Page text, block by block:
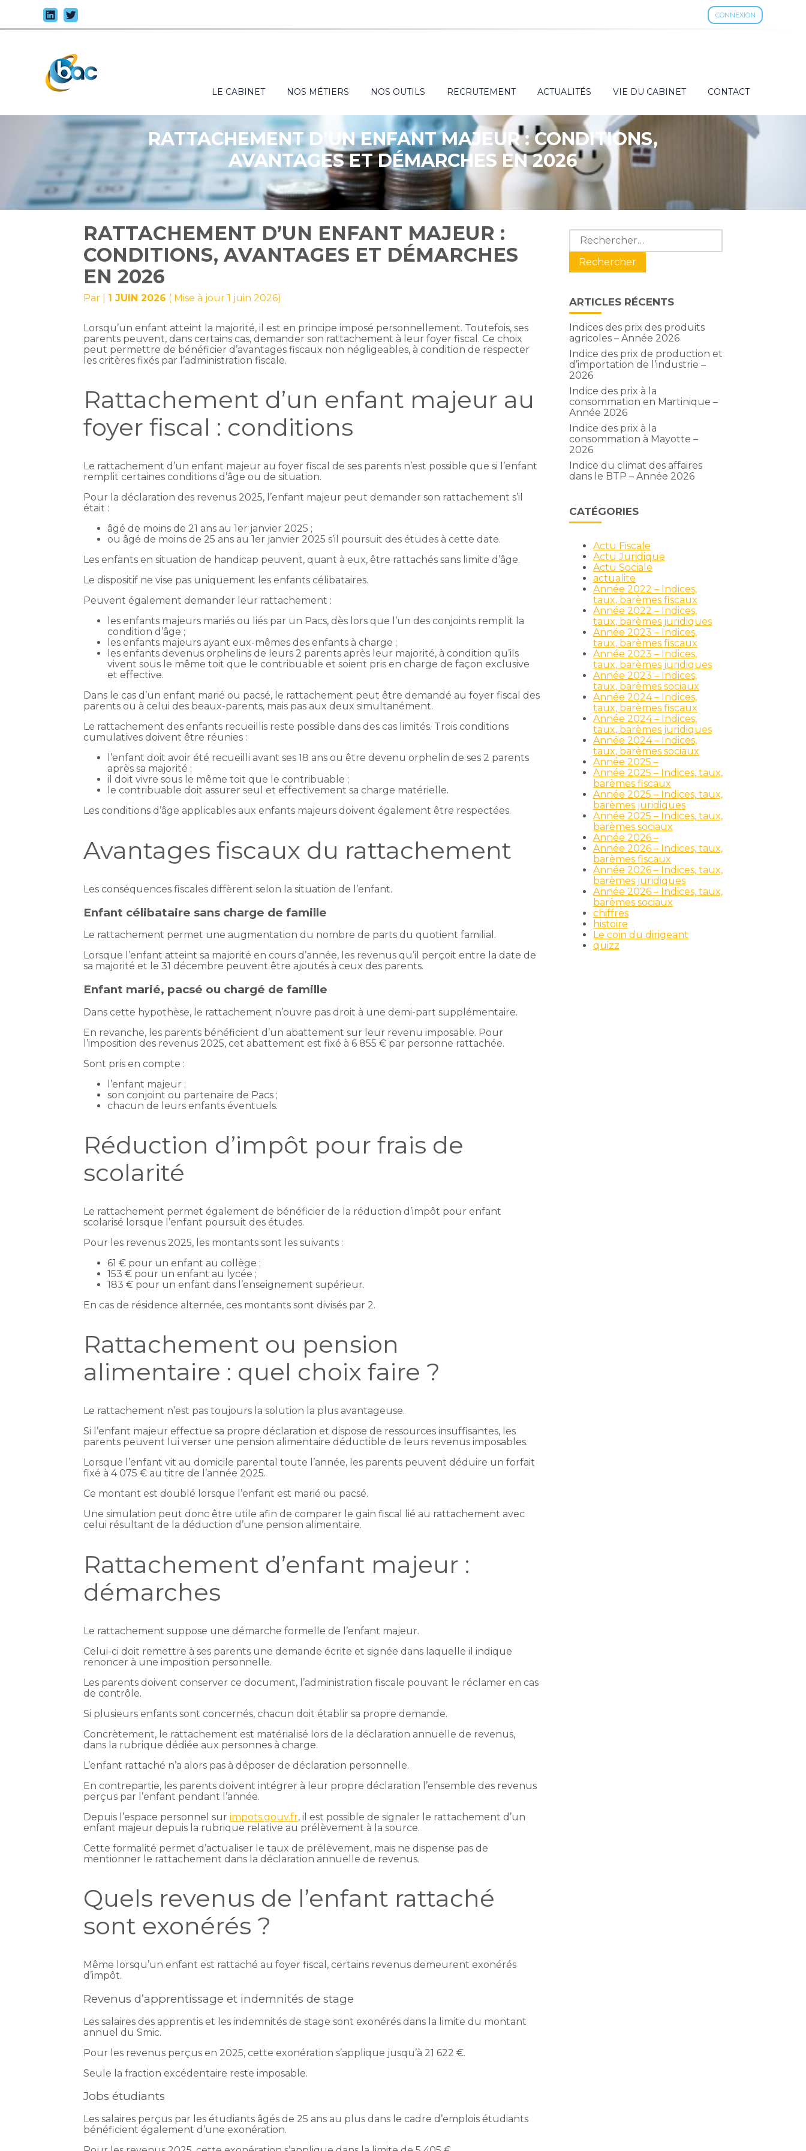
CONNEXION
au
contenu
Principal
LE CABINET NOS MÉTIERS NOS OUTILS RECRUTEMENT ACTUALITÉS VIE DU CABINET CONTACT
RATTACHEMENT D’UN ENFANT MAJEUR : CONDITIONS,
AVANTAGES ET DÉMARCHES EN 2026
RATTACHEMENT D’UN ENFANT MAJEUR :
CONDITIONS, AVANTAGES ET DÉMARCHES
EN 2026
Par 1 JUIN 2026 ( Mise à jour 1 juin 2026)
Lorsqu’un enfant atteint la majorité, il est en principe imposé personnellement. Toutefois, ses
parents peuvent, dans certains cas, demander son rattachement à leur foyer fiscal. Ce choix
peut permettre de bénéficier d’avantages fiscaux non négligeables, à condition de respecter
les critères fixés par l’administration fiscale.
Rattachement d’un enfant majeur au
foyer fiscal : conditions
Le rattachement d’un enfant majeur au foyer fiscal de ses parents n’est possible que si l’enfant
remplit certaines conditions d’âge ou de situation.
Pour la déclaration des revenus 2025, l’enfant majeur peut demander son rattachement s’il
était :
âgé de moins de 21 ans au 1er janvier 2025 ;
ou âgé de moins de 25 ans au 1er janvier 2025 s’il poursuit des études à cette date.
Les enfants en situation de handicap peuvent, quant à eux, être rattachés sans limite d’âge.
Le dispositif ne vise pas uniquement les enfants célibataires.
Peuvent également demander leur rattachement :
les enfants majeurs mariés ou liés par un Pacs, dès lors que l’un des conjoints remplit la
condition d’âge ;
les enfants majeurs ayant eux-mêmes des enfants à charge ;
les enfants devenus orphelins de leurs 2 parents après leur majorité, à condition qu’ils
vivent sous le même toit que le contribuable et soient pris en charge de façon exclusive
et effective.
Dans le cas d’un enfant marié ou pacsé, le rattachement peut être demandé au foyer fiscal des
parents ou à celui des beaux-parents, mais pas aux deux simultanément.
Le rattachement des enfants recueillis reste possible dans des cas limités. Trois conditions
cumulatives doivent être réunies :
l’enfant doit avoir été recueilli avant ses 18 ans ou être devenu orphelin de ses 2 parents
après sa majorité ;
il doit vivre sous le même toit que le contribuable ;
le contribuable doit assurer seul et effectivement sa charge matérielle.
Les conditions d’âge applicables aux enfants majeurs doivent également être respectées.
Avantages fiscaux du rattachement
Les conséquences fiscales diffèrent selon la situation de l’enfant.
Enfant célibataire sans charge de famille
Le rattachement permet une augmentation du nombre de parts du quotient familial.
Lorsque l’enfant atteint sa majorité en cours d’année, les revenus qu’il perçoit entre la date de
sa majorité et le 31 décembre peuvent être ajoutés à ceux des parents.
Enfant marié, pacsé ou chargé de famille
Dans cette hypothèse, le rattachement n’ouvre pas droit à une demi-part supplémentaire.
En revanche, les parents bénéficient d’un abattement sur leur revenu imposable. Pour
l’imposition des revenus 2025, cet abattement est fixé à 6 855 € par personne rattachée.
Sont pris en compte :
l’enfant majeur ;
son conjoint ou partenaire de Pacs ;
chacun de leurs enfants éventuels.
Réduction d’impôt pour frais de
scolarité
Le rattachement permet également de bénéficier de la réduction d’impôt pour enfant
scolarisé lorsque l’enfant poursuit des études.
Pour les revenus 2025, les montants sont les suivants :
61 € pour un enfant au collège ;
153 € pour un enfant au lycée ;
183 € pour un enfant dans l’enseignement supérieur.
En cas de résidence alternée, ces montants sont divisés par 2.
Rattachement ou pension
alimentaire : quel choix faire ?
Le rattachement n’est pas toujours la solution la plus avantageuse.
Si l’enfant majeur effectue sa propre déclaration et dispose de ressources insuffisantes, les
parents peuvent lui verser une pension alimentaire déductible de leurs revenus imposables.
Lorsque l’enfant vit au domicile parental toute l’année, les parents peuvent déduire un forfait
fixé à 4 075 € au titre de l’année 2025.
Ce montant est doublé lorsque l’enfant est marié ou pacsé.
Une simulation peut donc être utile afin de comparer le gain fiscal lié au rattachement avec
celui résultant de la déduction d’une pension alimentaire.
Rattachement d’enfant majeur :
démarches
Le rattachement suppose une démarche formelle de l’enfant majeur.
Celui-ci doit remettre à ses parents une demande écrite et signée dans laquelle il indique
renoncer à une imposition personnelle.
Les parents doivent conserver ce document, l’administration fiscale pouvant le réclamer en cas
de contrôle.
Si plusieurs enfants sont concernés, chacun doit établir sa propre demande.
Concrètement, le rattachement est matérialisé lors de la déclaration annuelle de revenus,
dans la rubrique dédiée aux personnes à charge.
L’enfant rattaché n’a alors pas à déposer de déclaration personnelle.
En contrepartie, les parents doivent intégrer à leur propre déclaration l’ensemble des revenus
perçus par l’enfant pendant l’année.
Depuis l’espace personnel surimpots.gouv.fr, il est possible de signaler le rattachement d’un
enfant majeur depuis la rubrique relative au prélèvement à la source.
Cette formalité permet d’actualiser le taux de prélèvement, mais ne dispense pas de
mentionner le rattachement dans la déclaration annuelle de revenus.
Quels revenus de l’enfant rattaché
sont exonérés ?
Même lorsqu’un enfant est rattaché au foyer fiscal, certains revenus demeurent exonérés
d’impôt.
Revenus d’apprentissage et indemnités de stage
Les salaires des apprentis et les indemnités de stage sont exonérés dans la limite du montant
annuel du Smic.
Pour les revenus perçus en 2025, cette exonération s’applique jusqu’à 21 622 €.
Seule la fraction excédentaire reste imposable.
Jobs étudiants
Les salaires perçus par les étudiants âgés de 25 ans au plus dans le cadre d’emplois étudiants
bénéficient également d’une exonération.
Blog
sidebar
Rechercher :
ARTICLES RÉCENTS
Indices des prix des produits
agricoles – Année 2026
Indice des prix de production et
d’importation de l’industrie –
2026
Indice des prix à la
consommation en Martinique –
Année 2026
Indice des prix à la
consommation à Mayotte –
2026
Indice du climat des affaires
dans le BTP – Année 2026
CATÉGORIES
Actu Fiscale
Actu Juridique
Actu Sociale
actualite
Année 2022 – Indices,
taux, barèmes fiscaux
Année 2022 – Indices,
taux, barèmes juridiques
Année 2023 – Indices,
taux, barèmes fiscaux
Année 2023 – Indices,
taux, barèmes juridiques
Année 2023 – Indices,
taux, barèmes sociaux
Année 2024 – Indices,
taux, barèmes fiscaux
Année 2024 – Indices,
taux, barèmes juridiques
Année 2024 – Indices,
taux, barèmes sociaux
Année 2025 –
Année 2025 – Indices, taux,
barèmes fiscaux
Année 2025 – Indices, taux,
barèmes juridiques
Année 2025 – Indices, taux,
barèmes sociaux
Année 2026 –
Année 2026 – Indices, taux,
barèmes fiscaux
Année 2026 – Indices, taux,
barèmes juridiques
Année 2026 – Indices, taux,
barèmes sociaux
chiffres
histoire
Le coin du dirigeant
quizz